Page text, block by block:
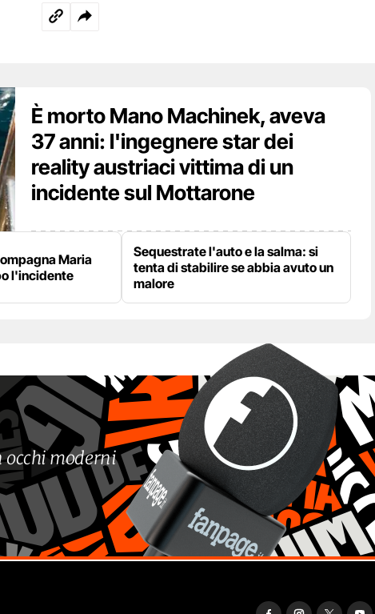
È morto Mano Machinek, aveva
37 anni: l'ingegnere star dei
reality austriaci vittima di un
incidente sul Mottarone
Maria
l'incidente
Sequestrate l'auto e la salma: si
tenta di stabilire se abbia avuto un
malore
occhi moderni